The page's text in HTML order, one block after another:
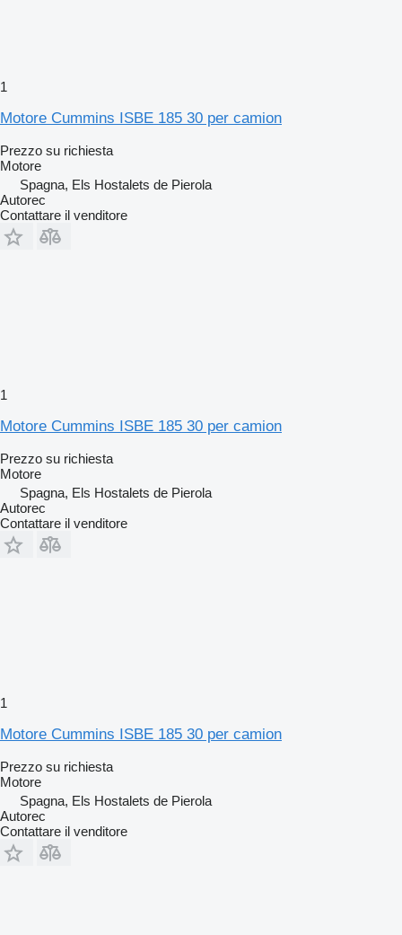
1
Motore Cummins ISBE 185 30 per camion
Prezzo su richiesta
Motore
Spagna, Els Hostalets de Pierola
Autorec
Contattare il venditore
1
Motore Cummins ISBE 185 30 per camion
Prezzo su richiesta
Motore
Spagna, Els Hostalets de Pierola
Autorec
Contattare il venditore
1
Motore Cummins ISBE 185 30 per camion
Prezzo su richiesta
Motore
Spagna, Els Hostalets de Pierola
Autorec
Contattare il venditore